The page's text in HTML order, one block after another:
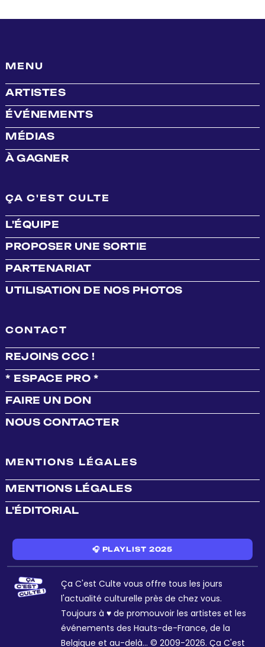
MENU
ARTISTES
ÉVÉNEMENTS
MÉDIAS
À GAGNER
ÇA C'EST CULTE
L'ÉQUIPE
PROPOSER UNE SORTIE
PARTENARIAT
UTILISATION DE NOS PHOTOS
CONTACT
REJOINS CCC !
* ESPACE PRO *
FAIRE UN DON
NOUS CONTACTER
MENTIONS LÉGALES
MENTIONS LÉGALES
L'ÉDITORIAL
🎧 PLAYLIST 2025
Ça C'est Culte vous offre tous les jours
l'actualité culturelle près de chez vous.
Toujours à ♥ de promouvoir les artistes et les
événements des Hauts-de-France, de la
Belgique et au-delà... © 2009-2026. Ça C'est